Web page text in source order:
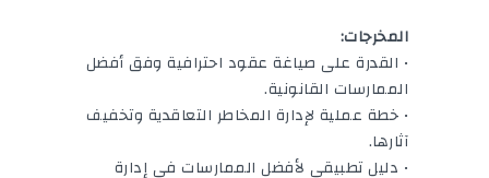
المخرجات:
• القدرة على صياغة عقود احترافية وفق أفضل
الممارسات القانونية.
• خطة عملية لإدارة المخاطر التعاقدية وتخفيف
آثارها.
• دليل تطبيقي لأفضل الممارسات في إدارة